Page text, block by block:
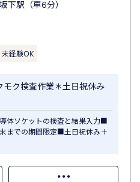
下駅（車6分）
未経験OK
ク検査作業＊土日祝休み
体ソケットの検査と結果入力■
までの期間限定■土日祝休み＋